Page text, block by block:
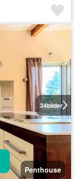
34bilder
Penthouse